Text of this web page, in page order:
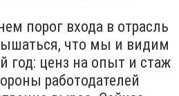
порог входа в отрасль
что мы и видим
год: ценз на опыт и стаж
работодателей